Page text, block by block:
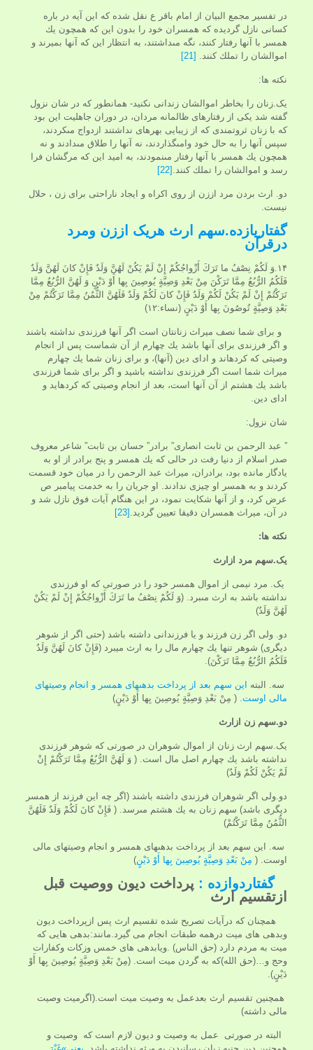
در تفسير مجمع البيان از امام باقر ع نقل شده كه اين آيه در باره
كسانى نازل گرديده كه همسران خود را بدون اين كه همچون يك
همسر با آنها رفتار كنند، نگه مى‏داشتند، به انتظار اين كه آنها بميرند و
اموالشان را تملك كنند. [21]
نکته ها:
یک.زنان را بخاطر اموالشان زندانى نكنيد- همانطور كه در شان نزول
گفته شد يكى از رفتارهاى ظالمانه مردان، در دوران جاهليت اين بود
كه با زنان ثروتمندى كه از زيبايى بهره‏اى نداشتند ازدواج مى‏كردند،
سپس آنها را به حال خود وامى‏گذاردند، نه آنها را طلاق مى‏دادند و نه
همچون يك همسر با آنها رفتار مى‏نمودند، به اميد اين كه مرگشان فرا
رسد و اموالشان را تملك كنند. [22]
دو. ارث بردن مرد اززن از روى اكراه و ايجاد ناراحتى برای زن ، حلال
نیست.
گفتاریازده.سهم ارث هریک اززن ومرد
درقرآن
۱۴.وَ لَكُمْ نِصْفُ ما تَرَكَ أَزْواجُكُمْ إِنْ لَمْ يَكُنْ لَهُنَّ وَلَدٌ فَإِنْ كانَ لَهُنَّ وَلَدٌ
فَلَكُمُ الرُّبُعُ مِمَّا تَرَكْنَ مِنْ بَعْدِ وَصِيَّةٍ يُوصِينَ بِها أَوْ دَيْنٍ وَ لَهُنَّ الرُّبُعُ مِمَّا
تَرَكْتُمْ إِنْ لَمْ يَكُنْ لَكُمْ وَلَدٌ فَإِنْ كانَ لَكُمْ وَلَدٌ فَلَهُنَّ الثُّمُنُ مِمَّا تَرَكْتُمْ مِنْ
بَعْدِ وَصِيَّةٍ تُوصُونَ بِها أَوْ دَيْنٍ (نساء:۱۲)
و براى شما نصف ميراث زنانتان است اگر آنها فرزندى نداشته باشند
و اگر فرزندى براى آنها باشد يك چهارم از آن شماست پس از انجام
وصيتى كه كرده‏اند و اداى دين (آنها)، و براى زنان شما يك چهارم
ميراث شما است اگر فرزندى نداشته باشيد و اگر براى شما فرزندى
باشد يك هشتم از آن آنها است، بعد از انجام وصيتى كه كرده‏ايد و
اداى دين.
شان نزول:
” عبد الرحمن بن ثابت انصارى” برادر” حسان بن ثابت” شاعر معروف
صدر اسلام از دنيا رفت در حالى كه يك همسر و پنج برادر از او به
يادگار مانده بود، برادران، ميراث عبد الرحمن را در ميان خود قسمت
كردند و به همسر او چيزى ندادند. او جریان را به خدمت پيامبر ص
عرض كرد، و از آنها شكايت نمود، در اين هنگام آيات فوق نازل شد و
در آن، ميراث همسران دقيقا تعيين گرديد. [23]
نکته ها:
یک.سهم مرد ازارث
یک. مرد نيمى از اموال همسر خود را در صورتى كه او فرزندى
نداشته باشد به ارث مى‏برد. (وَ لَكُمْ نِصْفُ ما تَرَكَ أَزْواجُكُمْ إِنْ لَمْ يَكُنْ
لَهُنَّ وَلَدٌ)
دو. ولى اگر زن فرزند و يا فرزندانى داشته باشد (حتى اگر از شوهر
ديگرى) شوهر تنها يك چهارم مال را به ارث ميبرد (فَإِنْ كانَ لَهُنَّ وَلَدٌ
فَلَكُمُ الرُّبُعُ مِمَّا تَرَكْنَ).
سه. البته
اين سهم بعد از پرداخت بدهى‏هاى همسر و انجام وصيت‏هاى
مالى اوست. ( مِنْ بَعْدِ وَصِيَّةٍ يُوصِينَ بِها أَوْ دَيْنٍ)
دو.سهم زن ازارث
یک.سهم ارث زنان از اموال شوهران در صورتى كه شوهر فرزندى
نداشته باشد يك چهارم اصل مال است. ( وَ لَهُنَّ الرُّبُعُ مِمَّا تَرَكْتُمْ إِنْ
لَمْ يَكُنْ لَكُمْ وَلَدٌ)
دو.ولى اگر شوهران فرزندى داشته باشند (اگر چه اين فرزند از همسر
ديگرى باشد) سهم زنان به يك هشتم مى‏رسد. ( فَإِنْ كانَ لَكُمْ وَلَدٌ فَلَهُنَّ
الثُّمُنُ مِمَّا تَرَكْتُمْ)
سه. اين سهم بعد از پرداخت بدهى‏هاى همسر و انجام وصيت‏هاى مالى
اوست. ( مِنْ بَعْدِ وَصِيَّةٍ يُوصِينَ بِها أَوْ دَيْنٍ)
گفتاردوازده : پرداخت دیون ووصیت قبل
ازتقسیم ارث
همچنان که درآیات تصریح شده تقسیم ارث پس ازپرداخت دیون
وبدهی های میت درهمه طبقات انجام می گیرد.مانند:بدهی هایی که
میت به مردم دارد (حق الناس) .ویابدهی های خمس وزکات وکفارات
وحج و…(حق الله)که به گردن میت است. (مِنْ بَعْدِ وَصِيَّةٍ يُوصِينَ بِها أَوْ
دَيْنٍ).
همچنین تقسیم ارث بعدعمل به وصیت میت است.(اگرمیت وصیت
مالی داشته)
البته در صورتى عمل به وصيت و ديون لازم است که وصيت و